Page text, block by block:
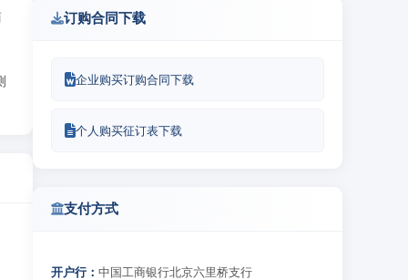
订购合同下载
企业购买订购合同下载
个人购买征订表下载
支付方式
开户行： 中国工商银行北京六里桥支行